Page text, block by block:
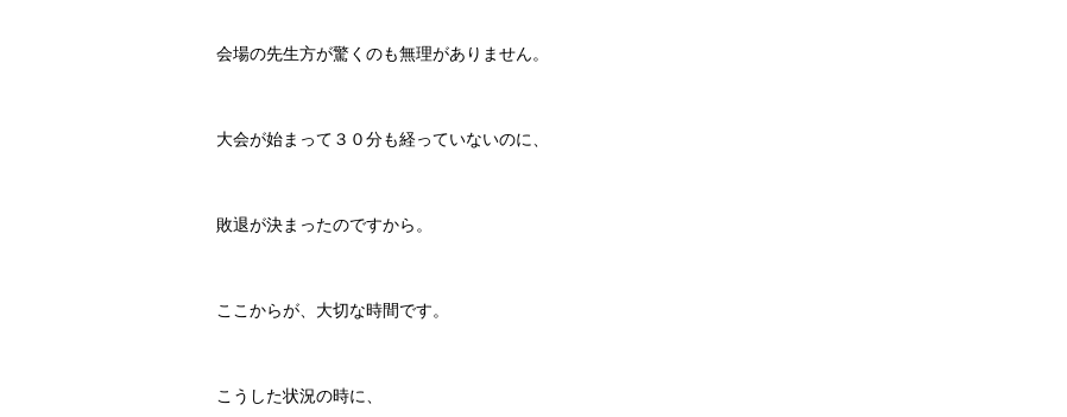
会場の先生方が驚くのも無理がありません。
大会が始まって３０分も経っていないのに、
敗退が決まったのですから。
ここからが、大切な時間です。
こうした状況の時に、